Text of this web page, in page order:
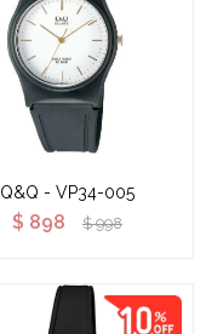
Q&Q - VP34-005
$ 898 $ 998